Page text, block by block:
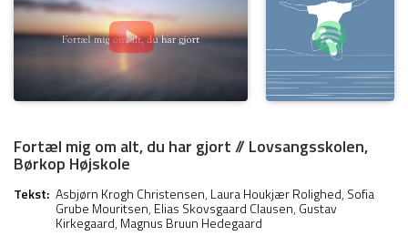
Fortæl mig om alt, du har gjort // Lovsangsskolen,
Børkop Højskole
Tekst: Asbjørn Krogh Christensen, Laura Houkjær Rolighed, Sofia
Grube Mouritsen, Elias Skovsgaard Clausen, Gustav
Kirkegaard, Magnus Bruun Hedegaard